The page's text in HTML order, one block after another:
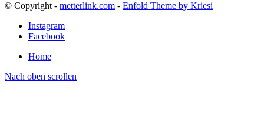
© Copyright - metterlink.com - Enfold Theme by Kriesi
Instagram
Facebook
Home
Nach oben scrollen